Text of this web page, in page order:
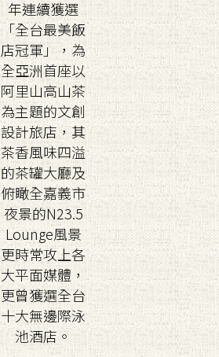
年連續獲選
「全台最美飯
店冠軍」，為
全亞洲首座以
阿里山高山茶
為主題的文創
設計旅店，其
茶香風味四溢
的茶罐大廳及
俯瞰全嘉義市
夜景的N23.5
Lounge風景
更時常攻上各
大平面媒體，
更曾獲選全台
十大無邊際泳
池酒店。